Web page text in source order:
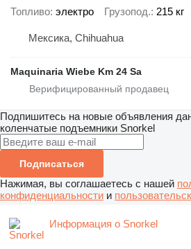
Топливо электро Грузопод. 215 кг
Мексика, Chihuahua
Maquinaria Wiebe Km 24 Sa
Подпишитесь на новые объявления
коленчатые подъемники Snorkel
Подписаться
Нажимая, вы соглашаетесь с нашей
конфиденциальности и
Информация о Snorkel